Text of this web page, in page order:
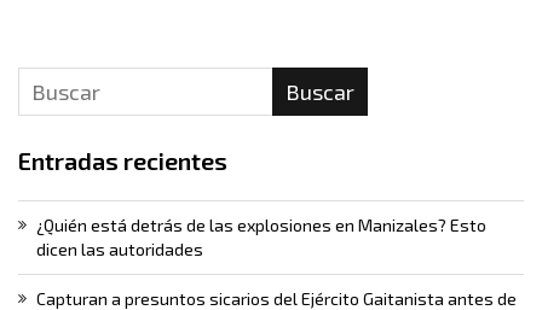
Buscar
Entradas recientes
¿Quién está detrás de las explosiones en Manizales? Esto
dicen las autoridades
Capturan a presuntos sicarios del Ejército Gaitanista antes de